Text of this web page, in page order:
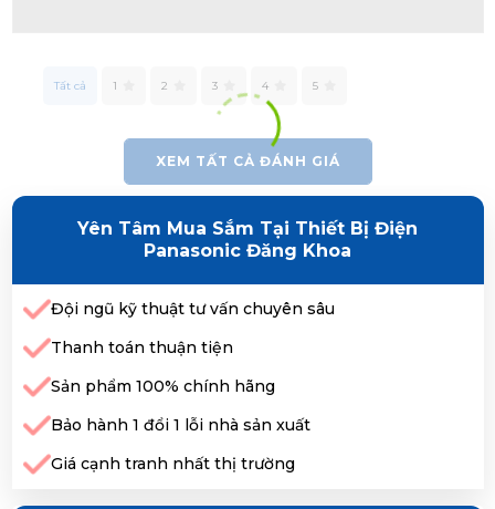
Tất cả 1 2 3 4 5
XEM TẤT CẢ ĐÁNH GIÁ
Yên Tâm Mua Sắm Tại Thiết Bị Điện
Panasonic Đăng Khoa
Đội ngũ kỹ thuật tư vấn chuyên sâu
Thanh toán thuận tiện
Sản phẩm 100% chính hãng
Bảo hành 1 đổi 1 lỗi nhà sản xuất
Giá cạnh tranh nhất thị trường